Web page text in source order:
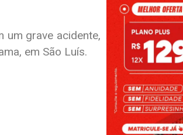
um grave acidente,
em São Luís.